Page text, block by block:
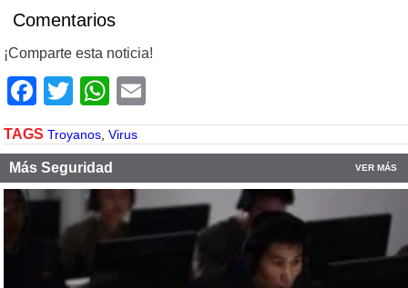
Comentarios
¡Comparte esta noticia!
Facebook
TwitterWhatsApp
TAGS Troyanos Virus
Más Seguridad VER MÁS